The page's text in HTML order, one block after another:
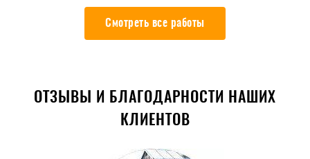
Смотреть все работы
ОТЗЫВЫ И БЛАГОДАРНОСТИ НАШИХ
КЛИЕНТОВ